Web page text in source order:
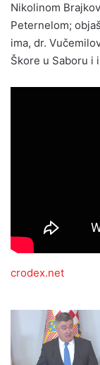
Nikolinom
Peternelom;
ima, dr.
Škore u Saboru i
crodex.net